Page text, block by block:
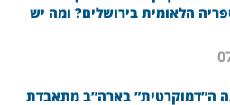
הלאומית בירושלים? ומה יש
ה”דמוקרטית” בארה”ב מתאבדת